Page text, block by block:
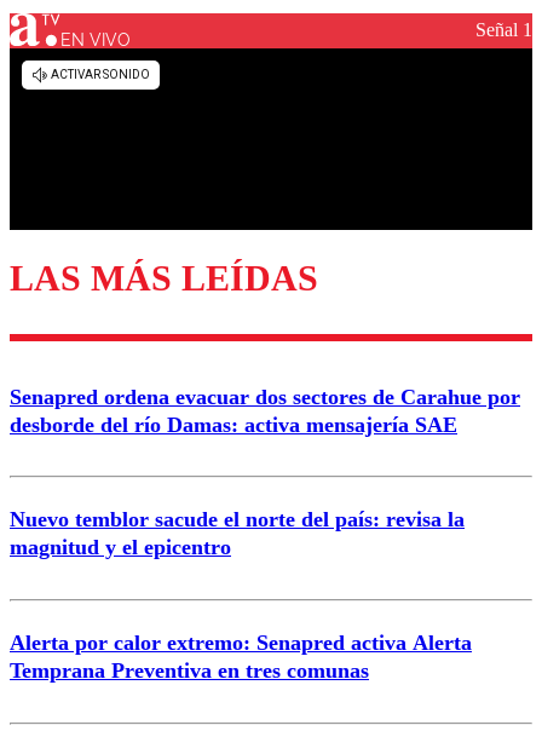
Los comentarios son moderados para garantizar un
Enviar comentario
EN VIVO Señal 1
LAS MÁS LEÍDAS
Senapred ordena evacuar dos sectores de Carahue por
desborde del río Damas: activa mensajería SAE
Nuevo temblor sacude el norte del país: revisa la
magnitud y el epicentro
Alerta por calor extremo: Senapred activa Alerta
Temprana Preventiva en tres comunas